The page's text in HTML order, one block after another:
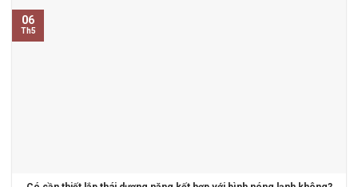
06
Th5